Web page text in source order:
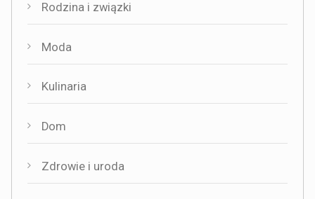
Rodzina i związki
Moda
Kulinaria
Dom
Zdrowie i uroda